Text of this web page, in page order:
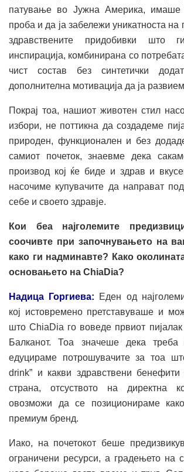
патување во Јужна Америка,
проба и да ја забележи уникатноста на
здравствените придобивки што
инспирација, комбинирана со
чист состав без синтетички
дополнителна мотивација да ја
Покрај тоа, нашиот животен стил
избори, не поттикна да создадеме
природен, функционален и без
самиот почеток, знаевме дека
производ кој ќе биде и здрав и
насочиме купувачите да направат
себе и своето здравје.
Кои беа најголемите
соочивте при започнувањето на
како ги надминавте? Како
основањето на ChiaDia?
Надица Горгиева:
Еден од
кој истовремено претставуваше и
што ChiaDia го воведе првиот
Балканот. Тоа значеше дека треба
едуцираме потрошувачите за тоа
drink” и какви здравствени
страна, отсуството на директна
овозможи да се позиционираме
премиум бренд.
Иако, на почетокот беше
ограничени ресурси, а градењето на